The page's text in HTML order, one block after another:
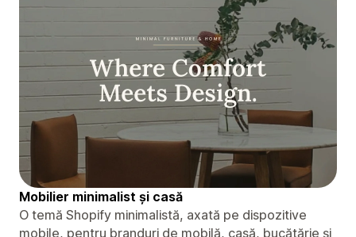
Mobilier minimalist și casă
O temă Shopify minimalistă, axată pe dispozitive
mobile, pentru branduri de mobilă, casă, bucătărie și